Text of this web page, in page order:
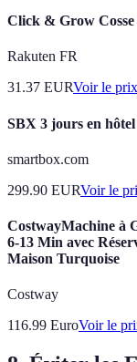
Click & Grow
Rakuten FR
31.37 EURVoir le prix
SBX 3 jours en
smartbox.com
299.90 EURVoir le
CostwayMachine à
6-13 Min avec
Maison Turquoise
Costway
116.99 EuroVoir le